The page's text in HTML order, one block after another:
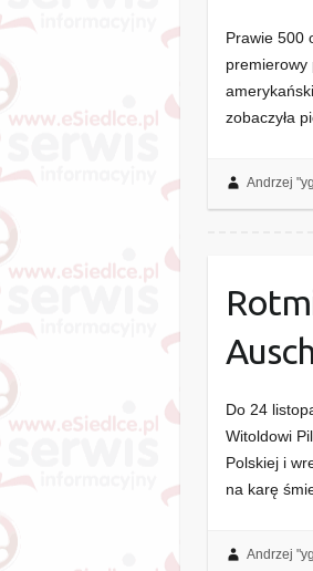
Prawie 500
premierowy
zobaczyła
Andrzej
Do 24
Witoldowi
Polskiej i
na karę
Andrzej